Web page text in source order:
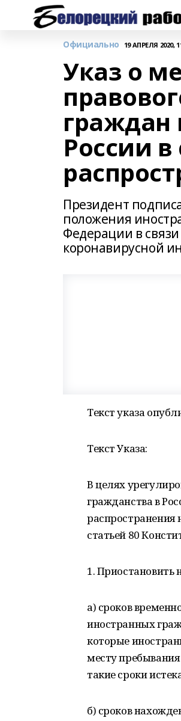
Официально 19 АПРЕЛЯ 2020,
Указ о
граждан
России в
Президент
положения
Федерации в
коронавирусной
Текст указа
Текст Указа:
В целях
гражданства в
распространения
статьей 80
1. Приостановить
а) сроков
иностранных
которые
месту
такие сроки
б) сроков